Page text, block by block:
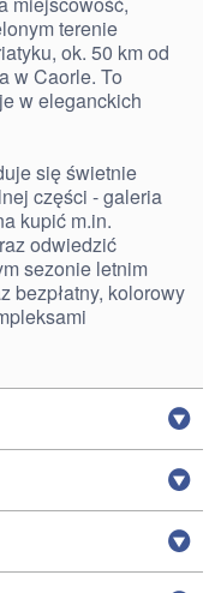
terenie
ok. 50 km od
w Caorle. To
w eleganckich
się świetnie
części - galeria
kupić m.in.
odwiedzić
sezonie letnim
bezpłatny, kolorowy